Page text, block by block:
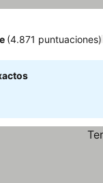
(4.871 puntuaciones)